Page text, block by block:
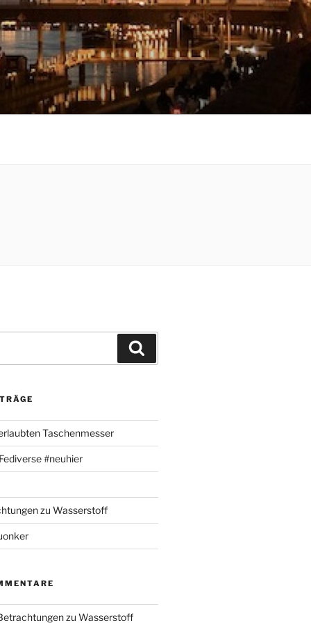
Taschenmesser
#neuhier
zu Wasserstoff
zu Wasserstoff